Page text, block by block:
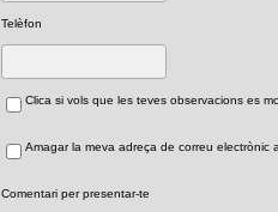
Telèfon
Clica si vols que les teves observacions es
Amagar la meva adreça de correu electrònic
Comentari per presentar-te